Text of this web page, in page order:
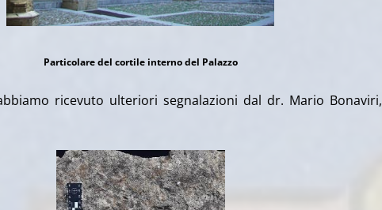
Particolare del cortile interno del Palazzo
ricevuto ulteriori segnalazioni dal dr. Mario Bonaviri,